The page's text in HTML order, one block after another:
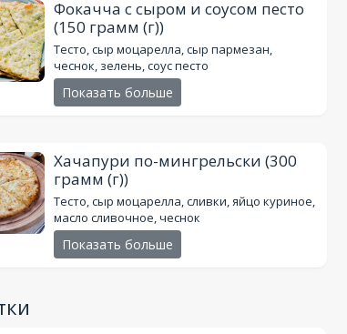
Фокачча с сыром и соусом песто
(150 грамм (г))
Тесто, сыр моцарелла, сыр пармезан,
чеснок, зелень, соус песто
Показать больше
Хачапури по-мингрельски (300
грамм (г))
Тесто, сыр моцарелла, сливки, яйцо куриное,
масло сливочное, чеснок
Показать больше